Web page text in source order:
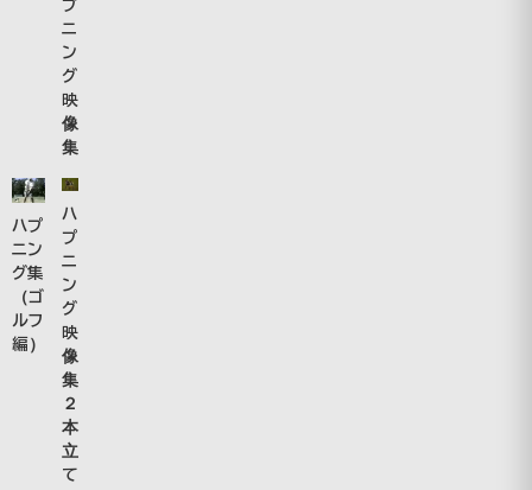
プ
ニ
ン
グ
映
像
集
ハプ
ニン
グ集
（ゴ
ルフ
編）
ハ
プ
ニ
ン
グ
映
像
集
２
本
立
て